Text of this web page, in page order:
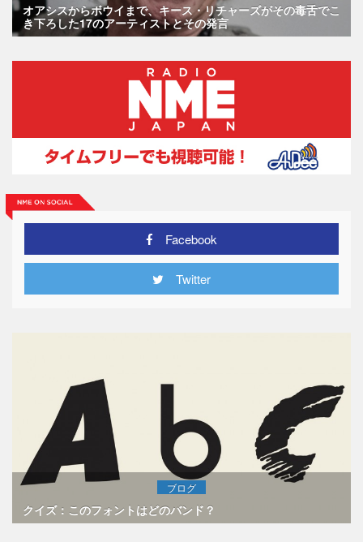
オアシスからボウイまで、キース・リチャーズがその毒舌でこ
き下ろした17のアーティストとその発言
Facebook
Twitter
ブログ
クイズ：このフォントはどのバンド？